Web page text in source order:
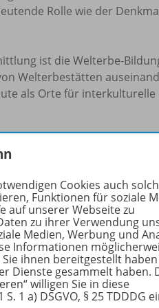
Rolle wie der
ist die Welterbe-
Welterbestätten
als Orte für
Alters- und Niveaustufen
Unterrichtstipps
Cookies auch
Funktionen für soziale
auf unserer Webseite zu
zu ihrer Verwendung
Medien, Werbung und
Informationen
ihnen bereitgestellt
Dienste gesammelt haben.
willigen Sie in diese
1 a) DSGVO, § 25 TDDDG